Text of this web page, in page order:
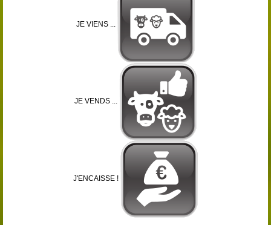
JE VIENS ...
JE VENDS ...
J'ENCAISSE !